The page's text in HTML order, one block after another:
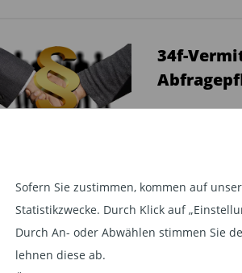
Sofern Sie zustimmen, kommen auf
Statistikzwecke. Durch Klick auf
Durch An- oder Abwählen stimmen Sie
lehnen diese ab.
34f-
Das
VOTUM
Vermittler